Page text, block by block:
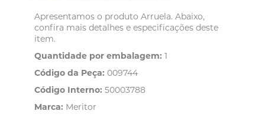
Apresentamos o produto Arruela. Abaixo,
confira mais detalhes e especificações deste
item.
Quantidade por embalagem: 1
Código da Peça: 009744
Código Interno: 50003788
Marca: Meritor